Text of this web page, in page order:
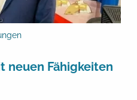
neuen Fähigkeiten